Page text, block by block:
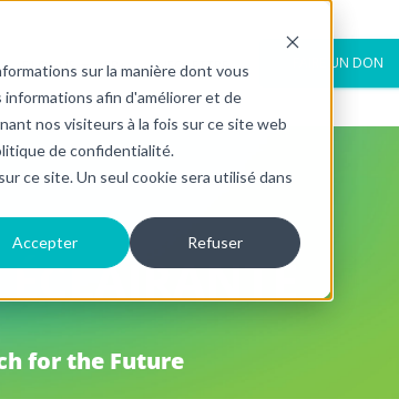
sur la manière dont vous
afin d'améliorer et de
nos visiteurs à la fois sur ce site web
de confidentialité.
ce site. Un seul cookie sera utilisé dans
Accepter Refuser
{{ link.label }}
menu pour {{ link.label }}
BLOGUE Afficher le sous-menu pour {{
FR+ INFOLETTRE FAIRE UN DON
ÉCLAIRANTE
for the Future